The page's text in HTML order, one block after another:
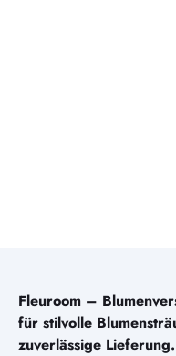
Fleuroom –
für stilvolle
zuverlässige Lieferung.